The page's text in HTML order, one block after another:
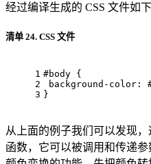
经过编译生成的 CSS 文件如下
清单 24. CSS 文件
1
2
3
#body {
background-color :
}
从上面的例子我们可以发现，
函数，它可以被调用和传递